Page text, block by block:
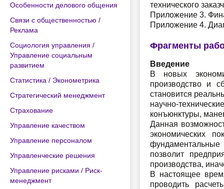
Особенности делового общения
Связи с общественностью /
Реклама
Социология управления /
Управление социальным
развитием
Статистика / Эконометрика
Стратегический менеджмент
Страхование
Управление качеством
Управление персоналом
Управленческие решения
Управление рисками / Риск-
менеджмент
технического
Приложение 3.
Приложение 4.
Фрагменты
Введение
В новых
производство и
становится
научно-
конъюнктуры,
Данная
экономических
позволит
производства,
В настоящее
проводить